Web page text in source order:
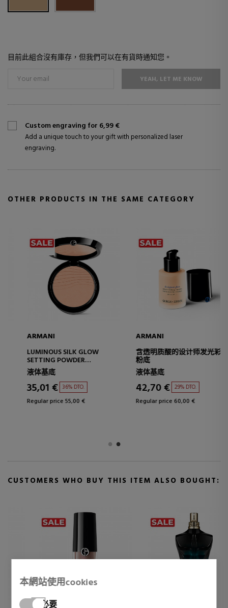
本網站使用cookies
必要
目前此組合沒有庫存，但我們可以在有貨時通知您。
YEAH, LET ME KNOW
Custom engraving for 6,99 €
Add a unique touch to your gift with personalized laser
engraving.
OTHER PRODUCTS IN THE SAME CATEGORY
ARMANI
LUMINOUS SILK GLOW
SETTING POWDER
POWDER FOUNDATION
液体基底
35,01 € 36% DTO.
Regular price 55,00 €
ARMANI
含透明质酸的设计师发光彩妆
粉底
液体基底
42,70 € 29% DTO.
Regular price 60,00 €
CUSTOMERS WHO BUY THIS ITEM ALSO BOUGHT: